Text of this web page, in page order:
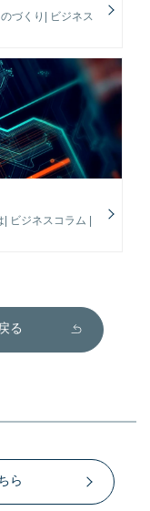
づくり| ビジネス
ビジネスコラム |
る
ら